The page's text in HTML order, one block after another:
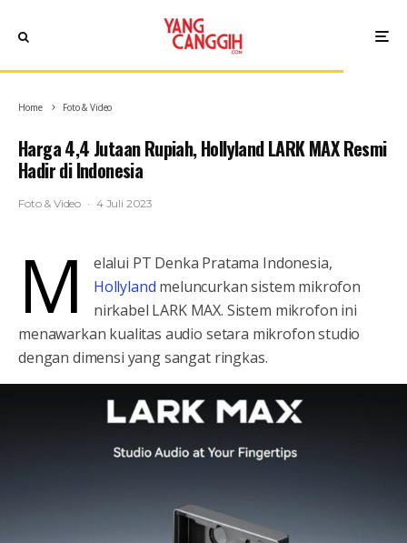
Home Foto & Video
Harga 4,4 Jutaan Rupiah, Hollyland LARK MAX Resmi
Hadir di Indonesia
Foto & Video · 4 Juli 2023
M
elalui PT Denka Pratama Indonesia,
Hollyland meluncurkan sistem mikrofon
nirkabel LARK MAX. Sistem mikrofon ini
menawarkan kualitas audio setara mikrofon studio
dengan dimensi yang sangat ringkas.